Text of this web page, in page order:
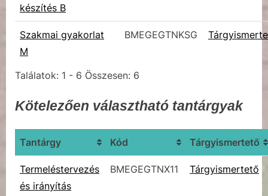
készítés B
Szakmai gyakorlat
M
BMEGEGTNKSG
Találatok: 1 - 6 Összesen: 6
Kötelezően választható tantárgyak
Tantárgy Kód Tárgyismertető
Termeléstervezés
és irányítás
BMEGEGTNX11 Tárgyismertető